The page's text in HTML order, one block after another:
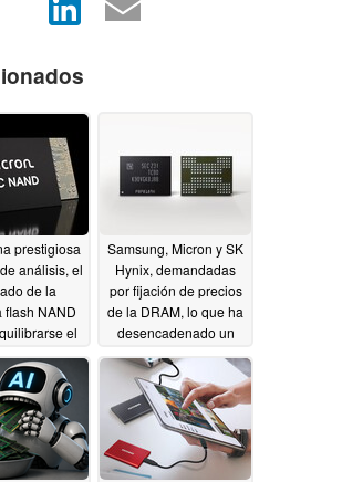
prestigiosa
análisis, el
de la
flash NAND
el
07/22/2026
Samsung, Micron y SK
Hynix, demandadas
por fijación de precios
de la DRAM, lo que ha
desencadenado un
la vertiginosa subida
de los precios de la
memoria07/03/2026